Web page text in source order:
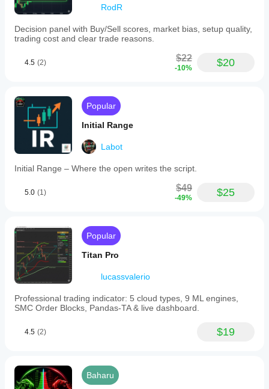
RodR
Decision panel with Buy/Sell scores, market bias, setup quality,
trading cost and clear trade reasons.
4.5 (2) $22
-10% $20
Popular
Initial Range
Labot
Initial Range – Where the open writes the script.
5.0 (1) $49
-49% $25
Popular
Titan Pro
lucassvalerio
Professional trading indicator: 5 cloud types, 9 ML engines,
SMC Order Blocks, Pandas-TA & live dashboard.
4.5 (2) $19
Baharu